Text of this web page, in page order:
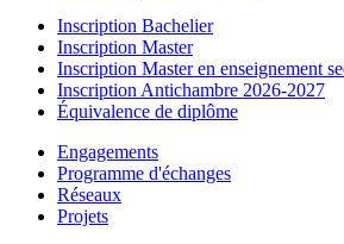
Inscription Bachelier
Inscription Master
Inscription Master en enseignement
Inscription Antichambre 2026-2027
Équivalence de diplôme
Engagements
Programme d'échanges
Réseaux
Projets